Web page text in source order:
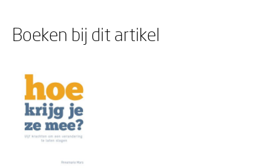
Boeken bij dit artikel